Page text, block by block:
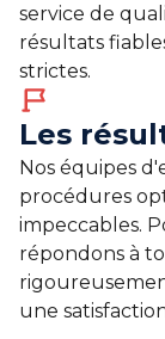
service de
résultats
strictes.
Les
Nos équipes
procédures
impeccables.
répondons à
une